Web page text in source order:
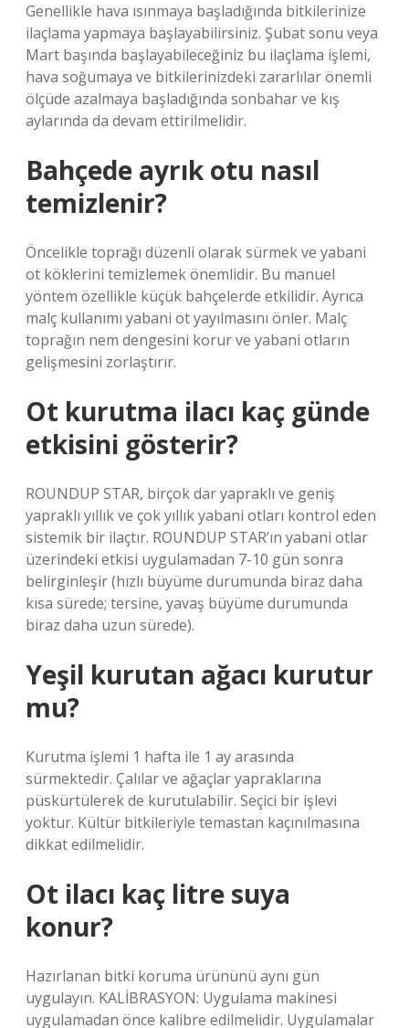
Genellikle hava ısınmaya başladığında bitkilerinize
ilaçlama yapmaya başlayabilirsiniz. Şubat sonu veya
Mart başında başlayabileceğiniz bu ilaçlama işlemi,
hava soğumaya ve bitkilerinizdeki zararlılar önemli
ölçüde azalmaya başladığında sonbahar ve kış
aylarında da devam ettirilmelidir.
Bahçede ayrık otu nasıl
temizlenir?
Öncelikle toprağı düzenli olarak sürmek ve yabani
ot köklerini temizlemek önemlidir. Bu manuel
yöntem özellikle küçük bahçelerde etkilidir. Ayrıca
malç kullanımı yabani ot yayılmasını önler. Malç
toprağın nem dengesini korur ve yabani otların
gelişmesini zorlaştırır.
Ot kurutma ilacı kaç günde
etkisini gösterir?
ROUNDUP STAR, birçok dar yapraklı ve geniş
yapraklı yıllık ve çok yıllık yabani otları kontrol eden
sistemik bir ilaçtır. ROUNDUP STAR’ın yabani otlar
üzerindeki etkisi uygulamadan 7-10 gün sonra
belirginleşir (hızlı büyüme durumunda biraz daha
kısa sürede; tersine, yavaş büyüme durumunda
biraz daha uzun sürede).
Yeşil kurutan ağacı kurutur
mu?
Kurutma işlemi 1 hafta ile 1 ay arasında
sürmektedir. Çalılar ve ağaçlar yapraklarına
püskürtülerek de kurutulabilir. Seçici bir işlevi
yoktur. Kültür bitkileriyle temastan kaçınılmasına
dikkat edilmelidir.
Ot ilacı kaç litre suya
konur?
Hazırlanan bitki koruma ürününü aynı gün
uygulayın. KALİBRASYON: Uygulama makinesi
uygulamadan önce kalibre edilmelidir. Uygulamalar